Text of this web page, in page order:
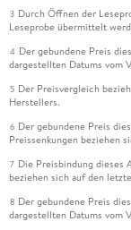
3 Durch Öffnen der
Leseprobe übermittelt
4 Der gebundene Preis
dargestellten Datums vom
5 Der Preisvergleich
Herstellers.
6 Der gebundene Preis
Preissenkungen beziehen
7 Die Preisbindung dieses
beziehen sich auf den
8 Der gebundene Preis
dargestellten Datums vom